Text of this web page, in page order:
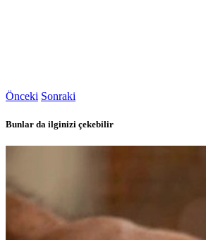
Önceki Sonraki
Bunlar da ilginizi çekebilir